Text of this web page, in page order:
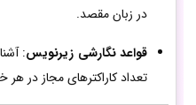
در زبان مقصد.
قواعد نگارشی زیرنویس:
تعداد کاراکترهای مجاز در